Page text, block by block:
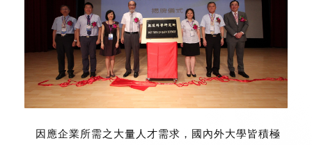
因應企業所需之大量人才需求，國內外大學皆積極